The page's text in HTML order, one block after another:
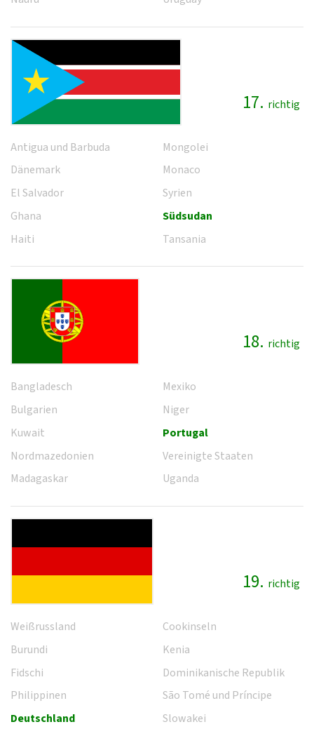
17. richtig
Antigua und Barbuda
Dänemark
El Salvador
Ghana
Haiti
Mongolei
Monaco
Syrien
Südsudan
Tansania
18. richtig
Bangladesch
Bulgarien
Kuwait
Nordmazedonien
Madagaskar
Mexiko
Niger
Portugal
Vereinigte Staaten
Uganda
19. richtig
Weißrussland
Burundi
Fidschi
Philippinen
Deutschland
Cookinseln
Kenia
Dominikanische Republik
São Tomé und Príncipe
Slowakei